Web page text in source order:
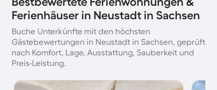
Ferienhäuser in Neustadt in Sachsen
Buche Unterkünfte mit den höchsten
Gästebewertungen in Neustadt in Sachsen, geprüft
nach Komfort, Lage, Ausstattung, Sauberkeit und
Preis-Leistung.